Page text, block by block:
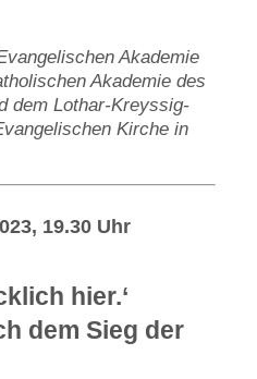
Akademie
Akademie des
dem Lothar-Kreyssig-
Kirche in
19.30 Uhr
hier.‘
dem Sieg der